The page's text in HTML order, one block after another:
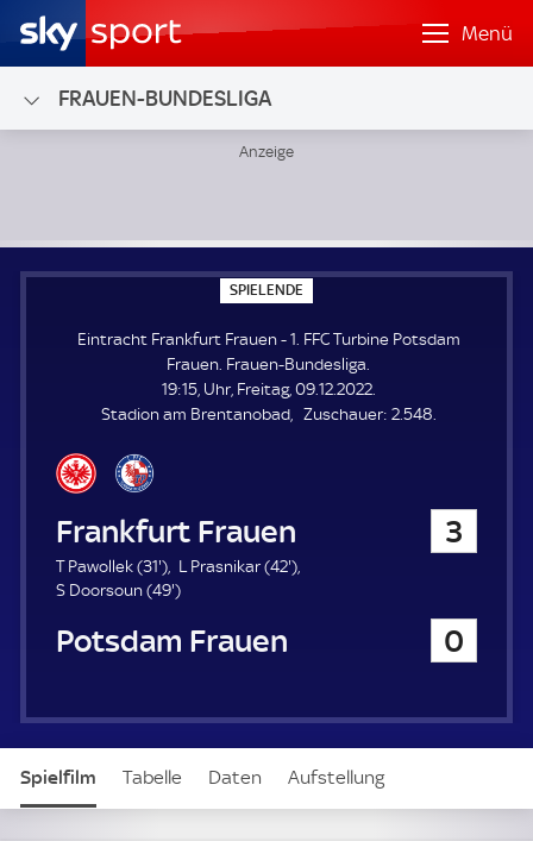
Menü
FRAUEN-BUNDESLIGA
SPIELENDE
P
E
E
N
D
E
Eintracht Frankfurt Frauen - 1. FFC Turbine Potsdam
Frauen. Frauen-Bundesliga.
19:15, Uhr, Freitag, 09.12.2022.
Stadion am Brentanobad
Zuschauer: Z
2.548.
Eintracht Frankfurt Frauen 3
T Pawollek (31'3
1
m
) L Prasnikar (42'4
)
S Doorsoun (49'4
.
e
)
1. FFC Turbine Potsdam Frauen
0
Spielfilm Tabelle Daten Aufstellung